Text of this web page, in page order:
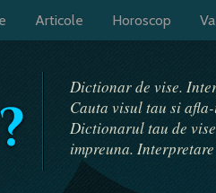
Articole Horoscop
Dictionar de vise.
Cauta visul tau si
Dictionarul tau de
impreuna.